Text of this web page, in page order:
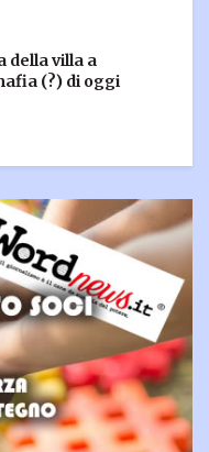
della villa a
(?) di oggi